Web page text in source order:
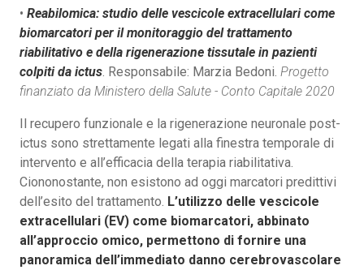
• Reabilomica: studio delle vescicole extracellulari come
biomarcatori per il monitoraggio del trattamento
riabilitativo e della rigenerazione tissutale in pazienti
colpiti da ictus . Responsabile: Marzia Bedoni. Progetto
finanziato da Ministero della Salute - Conto Capitale 2020
Il recupero funzionale e la rigenerazione neuronale post-
ictus sono strettamente legati alla finestra temporale di
intervento e all’efficacia della terapia riabilitativa.
Ciononostante, non esistono ad oggi marcatori predittivi
dell’esito del trattamento. L’utilizzo delle vescicole
extracellulari (EV) come biomarcatori, abbinato
all’approccio omico, permettono di fornire una
panoramica dell’immediato danno cerebrovascolare